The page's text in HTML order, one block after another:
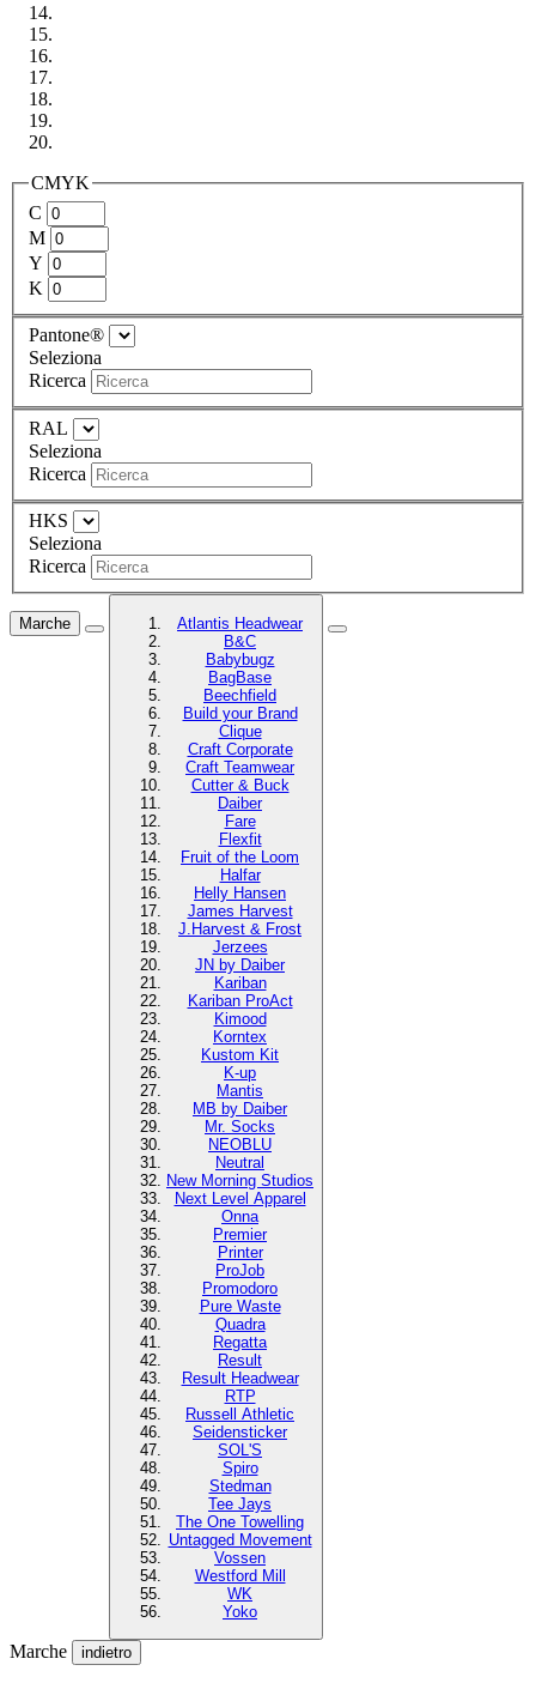
CMYK
C
M
Y
K
Pantone®
Seleziona
Ricerca
RAL
Seleziona
Ricerca
HKS
Seleziona
Ricerca
Marche
Atlantis Headwear
B&C
Babybugz
BagBase
Beechfield
Build your Brand
Clique
Craft Corporate
Craft Teamwear
Cutter & Buck
Daiber
Fare
Flexfit
Fruit of the Loom
Halfar
Helly Hansen
James Harvest
J.Harvest & Frost
Jerzees
JN by Daiber
Kariban
Kariban ProAct
Kimood
Korntex
Kustom Kit
K-up
Mantis
MB by Daiber
Mr. Socks
NEOBLU
Neutral
New Morning Studios
Next Level Apparel
Onna
Premier
Printer
ProJob
Promodoro
Pure Waste
Quadra
Regatta
Result
Result Headwear
RTP
Russell Athletic
Seidensticker
SOL'S
Spiro
Stedman
Tee Jays
The One Towelling
Untagged Movement
Vossen
Westford Mill
WK
Yoko
Marche indietro